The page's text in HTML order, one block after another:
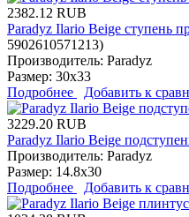
2382.12 RUB
Paradyz Ilario Beige ступень
5902610571213)
Производитель: Paradyz
Размер: 30x33
Подробнее
Добавить к
3229.20 RUB
Paradyz Ilario Beige
Производитель: Paradyz
Размер: 14.8x30
Подробнее
Добавить к